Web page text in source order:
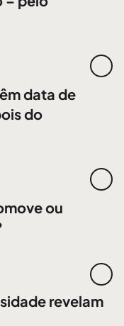
data de
do
ou
revelam